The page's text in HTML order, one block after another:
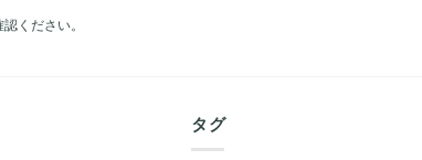
ください。
タグ